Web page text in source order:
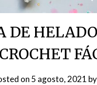
DE
CROCHET
on 5 agosto, 2021 by